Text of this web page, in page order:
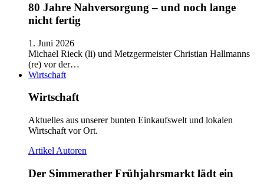
80 Jahre Nahversorgung – und noch lange
nicht fertig
1. Juni 2026
Michael Rieck (li) und Metzgermeister Christian Hallmanns
(re) vor der…
Wirtschaft
Wirtschaft
Aktuelles aus unserer bunten Einkaufswelt und lokalen
Wirtschaft vor Ort.
Artikel Autoren
Der Simmerather Frühjahrsmarkt lädt ein